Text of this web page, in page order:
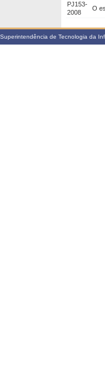
PJ153-
2008
O
de Tecnologia da